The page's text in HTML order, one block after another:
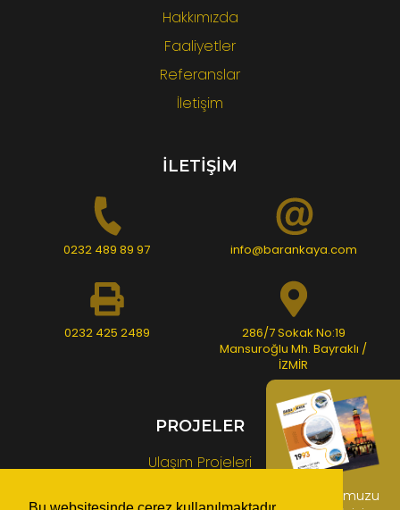
Hakkımızda
Faaliyetler
Referanslar
İletişim
İLETİŞİM
0232 489 89 97 info@barankaya.com
0232 425 2489
286/7 Sokak No:19
Mansuroğlu Mh. Bayraklı /
İZMİR
PROJELER
Ulaşım Projeleri
Kataloğumuzu